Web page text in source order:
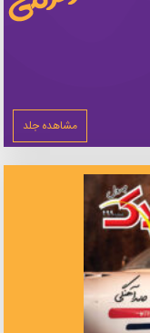
مشاهده جلد